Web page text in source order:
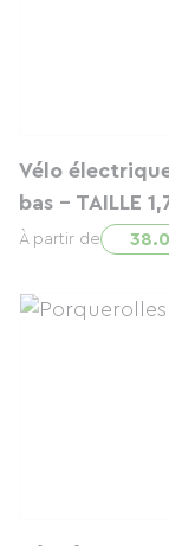
Vélo
bas - TAILLE
À partir de